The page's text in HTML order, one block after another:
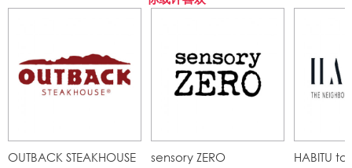
OUTBACK STEAKHOUSE sensory ZERO HABITU